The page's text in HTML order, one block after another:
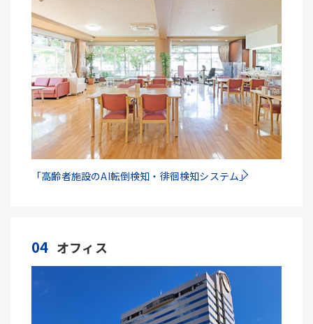
「高齢者施設のAI転倒検知・徘徊検知システム」
04 オフィス